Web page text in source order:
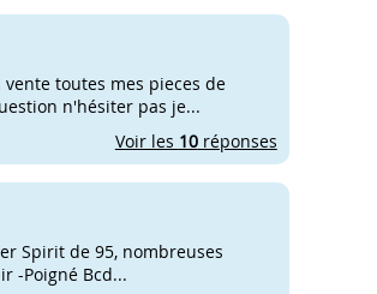
toutes mes pieces de
n'hésiter pas je...
Voir les 10réponses
Spirit de 95, nombreuses
-Poigné Bcd...